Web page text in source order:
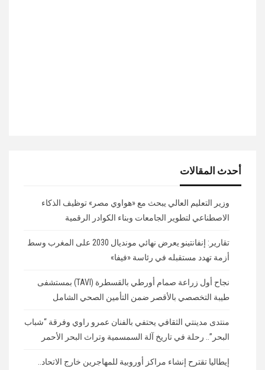
أحدث المقالات
وزير التعليم العالي يبحث مع «هواوي مصر» توظيف الذكاء
الاصطناعي لتطوير الجامعات وبناء الكوادر الرقمية
تقارير: إنفانتينو يعرض نهائي مونديال 2030 على المغرب وسط
أزمة تهدد مستقبله في رئاسة «فيفا»
نجاح أول زراعة صمام أورطي بالقسطرة (TAVI) بمستشفى
طيبة التخصصي بالأقصر ضمن التأمين الصحي الشامل
منتدى مدينتي الثقافي يحتفي بالفنان عمرو راوي وفرقة “شباب
البحر”.. رحلة في تاريخ آلة السمسمية وتراث البحر الأحمر
إيطاليا تقترح إنشاء مراكز أوروبية للمهاجرين خارج الاتحاد..